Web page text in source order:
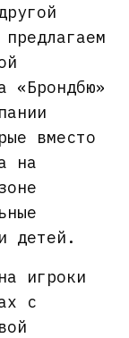
«Брондбю»
вместо
на
детей.
игроки
с